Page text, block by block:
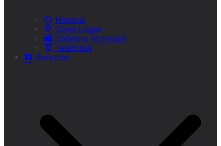
Historia
Cómo Llegar
Callejero Municipal
Teléfonos
Servicios